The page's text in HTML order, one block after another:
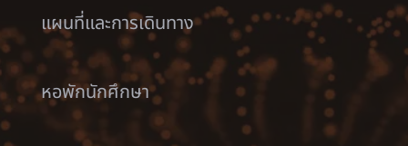
แผนที่และการเดินทาง
หอพักนักศึกษา